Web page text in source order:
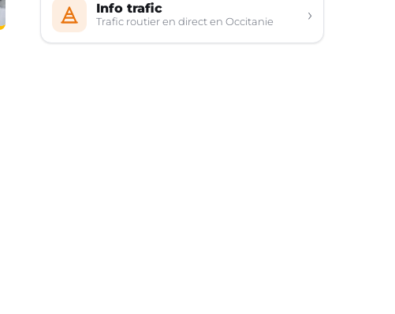
Info trafic
Trafic routier en direct en Occitanie ›